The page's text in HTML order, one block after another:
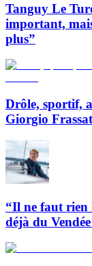
Tanguy Le
important,
plus”
Drôle, sportif,
Giorgio
“Il ne faut rien
déjà du